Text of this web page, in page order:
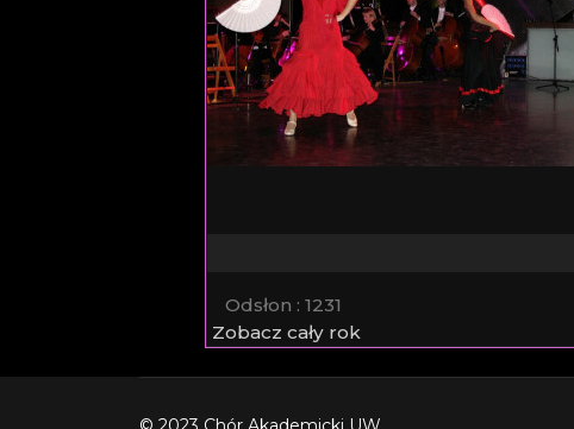
Odsłon : 1231
Zobacz cały rok